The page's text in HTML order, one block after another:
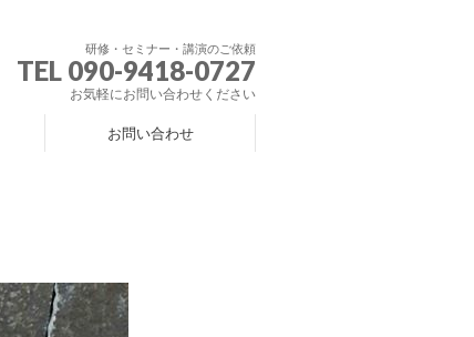
研修・セミナー・講演のご依頼
TEL 090-9418-0727
お気軽にお問い合わせください
お問い合わせ